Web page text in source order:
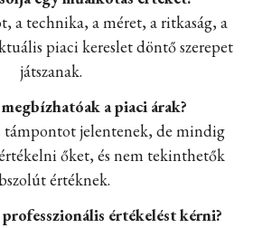
a technika, a méret, a ritkaság, a
piaci kereslet döntő szerepet
játszanak.
a piaci árak?
támpontot jelentenek, de mindig
őket, és nem tekinthetők
értéknek.
értékelést kérni?